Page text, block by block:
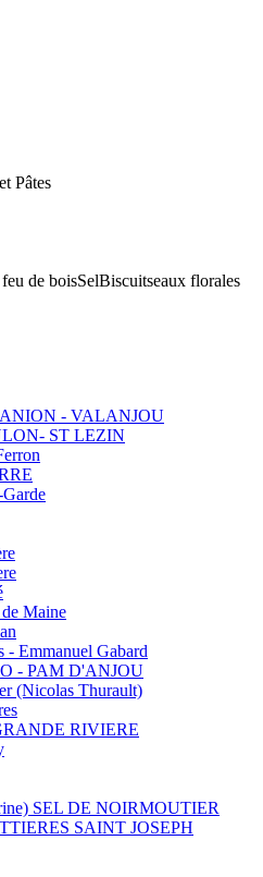
Pâtes
de boisSelBiscuitseaux florales
- VALANJOU
ST LEZIN
Maine
- Emmanuel Gabard
- PAM D'ANJOU
(Nicolas Thurault)
RIVIERE
SEL DE NOIRMOUTIER
SAINT JOSEPH